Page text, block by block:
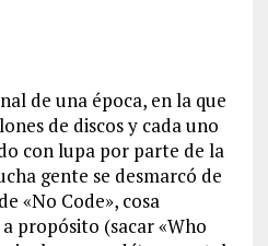
de una época, en la que
de discos y cada uno
con lupa por parte de la
gente se desmarcó de
«No Code», cosa
propósito (sacar «Who